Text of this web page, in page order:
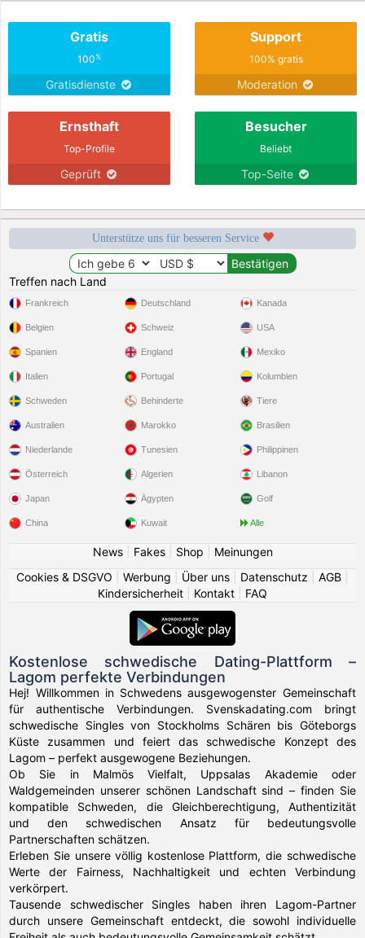
Gratis
100%
Gratisdienste
Support
100% gratis
Moderation
Ernsthaft
Top-Profile
Geprüft
Besucher
Beliebt
Top-Seite
Unterstütze uns für besseren Service
Treffen nach Land
Frankreich
Belgien
Spanien
Italien
Schweden
Deutschland
Schweiz
England
Portugal
Behinderte
Kanada
USA
Mexiko
Kolumbien
Tiere
Australien
Niederlande
Österreich
Japan
China
Marokko
Tunesien
Algerien
Ägypten
Kuwait
Brasilien
Philippinen
Libanon
Golf
Alle
News| Fakes| Shop
Meinungen
Cookies & DSGVO
Werbung Über uns Datenschutz AGB
Kindersicherheit
Kontakt FAQ
Kostenlose schwedische Dating-Plattform –
Lagom perfekte Verbindungen
Hej! Willkommen in Schwedens ausgewogenster Gemeinschaft
für authentische Verbindungen. Svenskadating.com bringt
schwedische Singles von Stockholms Schären bis Göteborgs
Küste zusammen und feiert das schwedische Konzept des
Lagom – perfekt ausgewogene Beziehungen.
Ob Sie in Malmös Vielfalt, Uppsalas Akademie oder
Waldgemeinden unserer schönen Landschaft sind – finden Sie
kompatible Schweden, die Gleichberechtigung, Authentizität
und den schwedischen Ansatz für bedeutungsvolle
Partnerschaften schätzen.
Erleben Sie unsere völlig kostenlose Plattform, die schwedische
Werte der Fairness, Nachhaltigkeit und echten Verbindung
verkörpert.
Tausende schwedischer Singles haben ihren Lagom-Partner
durch unsere Gemeinschaft entdeckt, die sowohl individuelle